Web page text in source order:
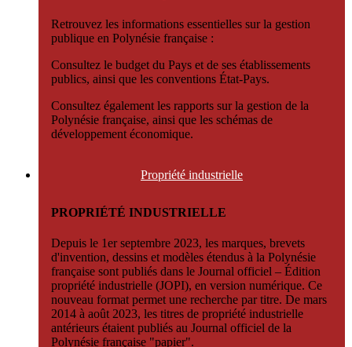
Retrouvez les informations essentielles sur la gestion
publique en Polynésie française :
Consultez le budget du Pays et de ses établissements
publics, ainsi que les conventions État-Pays.
Consultez également les rapports sur la gestion de la
Polynésie française, ainsi que les schémas de
développement économique.
Propriété industrielle
PROPRIÉTÉ INDUSTRIELLE
Depuis le 1er septembre 2023, les marques, brevets
d'invention, dessins et modèles étendus à la Polynésie
française sont publiés dans le Journal officiel – Édition
propriété industrielle (JOPI), en version numérique. Ce
nouveau format permet une recherche par titre. De mars
2014 à août 2023, les titres de propriété industrielle
antérieurs étaient publiés au Journal officiel de la
Polynésie française "papier".